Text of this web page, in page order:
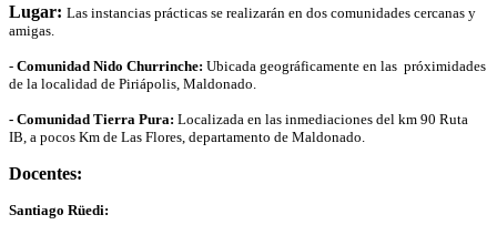
Lugar: Las instancias prácticas se realizarán en dos comunidades cercanas y
amigas.
- Comunidad Nido Churrinche: Ubicada geográficamente en las próximidades
de la localidad de Piriápolis, Maldonado.
- Comunidad Tierra Pura: Localizada en las inmediaciones del km 90 Ruta
IB, a pocos Km de Las Flores, departamento de Maldonado.
Docentes:
Santiago Rüedi: